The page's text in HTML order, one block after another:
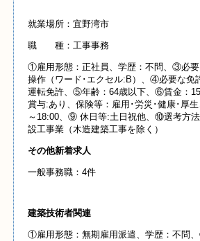
就業場所：宜野湾市
職 種：工事事務
①雇用形態：正社員、学歴：不問、③必要
操作（ワード･エクセル:B）、④必要な免
運転免許、⑤年齢：64歳以下、⑥賃金：
賞与:あり、保険等：雇用･労災･健康･厚
～18:00、⑨ 休日等:土日祝他、⑩選考方
設工事業（木造建築工事を除く）
その他新着求人
一般事務職：4件
建築技術者関連
①雇用形態：無期雇用派遣、学歴：不問